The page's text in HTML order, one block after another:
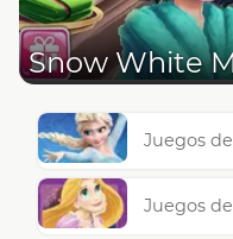
Juegos
Juegos